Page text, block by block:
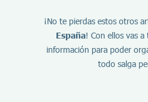
¡No te pierdas estos otros
España! Con ellos vas
información para poder
todo salga